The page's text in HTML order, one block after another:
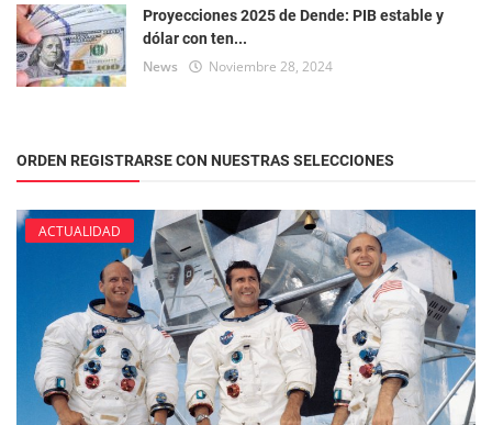
Proyecciones 2025 de Dende: PIB estable y
dólar con ten...
News Noviembre 28, 2024
ORDEN REGISTRARSE CON NUESTRAS SELECCIONES
ACTUALIDAD